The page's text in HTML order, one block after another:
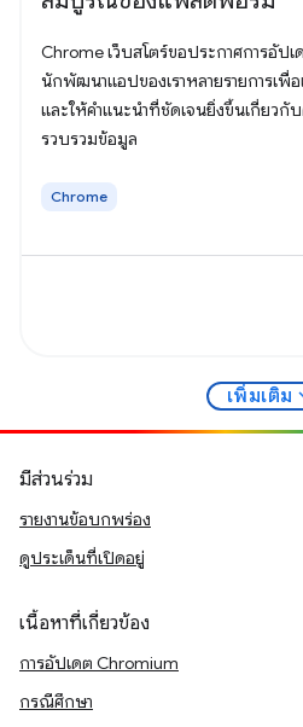
Chrome เว็บสโตร์ขอประกาศการอัป
นักพัฒนาแอปของเราหลายรายการเพื่
และให้คำแนะนำที่ชัดเจนยิ่งขึ้นเกี่ยวกับ
รวบรวมข้อมูล
Chrome
เพิ่มเติม
มีส่วนร่วม
รายงานข้อบกพร่อง
ดูประเด็นที่เปิดอยู่
เนื้อหาที่เกี่ยวข้อง
การอัปเดต Chromium
กรณีศึกษา